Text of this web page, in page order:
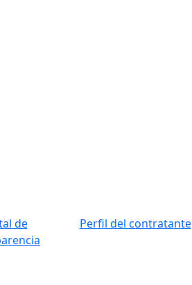
de
Perfil del contratante